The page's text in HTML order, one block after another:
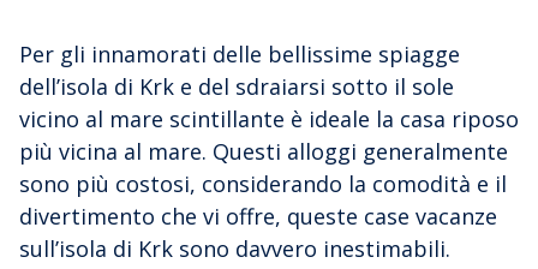
Per gli innamorati delle bellissime spiagge
dell’isola di Krk e del sdraiarsi sotto il sole
vicino al mare scintillante è ideale la casa riposo
più vicina al mare. Questi alloggi generalmente
sono più costosi, considerando la comodità e il
divertimento che vi offre, queste case vacanze
sull’isola di Krk sono davvero inestimabili.